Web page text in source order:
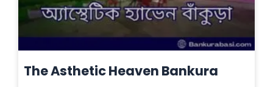
The Asthetic Heaven Bankura